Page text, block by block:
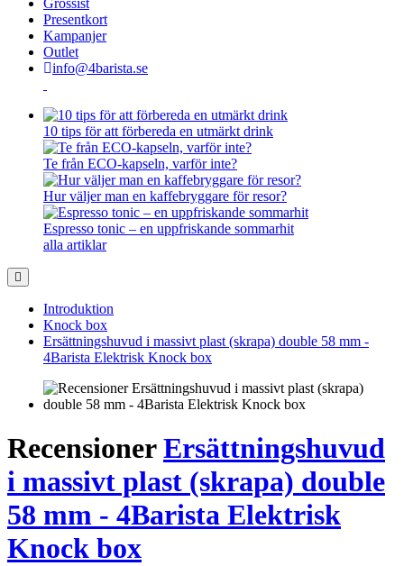
Grossist
Presentkort
Kampanjer
Outlet
info@4barista.se
10 tips för att förbereda en utmärkt drink
Te från ECO-kapseln, varför inte?
Hur väljer man en kaffebryggare för resor?
Espresso tonic – en uppfriskande sommarhit
alla artiklar
Introduktion
Knock box
Ersättningshuvud i massivt plast (skrapa) double 58 mm -
4Barista Elektrisk Knock box
RecensionerErsättningshuvud
i massivt plast (skrapa) double
58 mm - 4Barista Elektrisk
Knock box